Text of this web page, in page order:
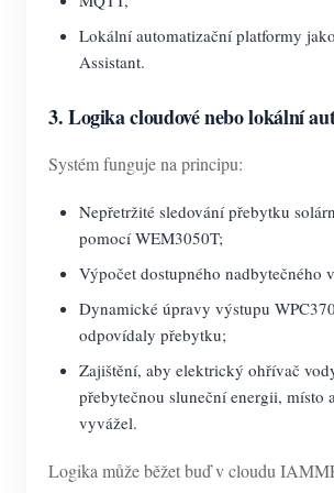
Lokální automatizační platformy
Assistant.
3. Logika cloudové nebo lokální
Systém funguje na principu:
Nepřetržité sledování přebytku
pomocí WEM3050T;
Výpočet dostupného nadbytečného
Dynamické úpravy výstupu
odpovídaly přebytku;
Zajištění, aby elektrický ohřívač
přebytečnou sluneční energii, místo
vyvážel.
Logika může běžet buď v cloudu